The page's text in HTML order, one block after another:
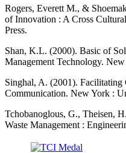
Rogers, Everett M., &
of Innovation : A Cross
Press.
Shan, K.L. (2000). Basic of
Management Technology.
Singhal, A. (2001).
Communication. New York :
Tchobanoglous, G., Theisen,
Waste Management :